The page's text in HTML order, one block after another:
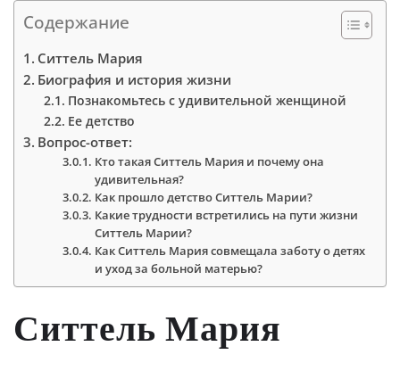
Содержание
Ситтель Мария
Биография и история жизни
Познакомьтесь с удивительной женщиной
Ее детство
Вопрос-ответ:
Кто такая Ситтель Мария и почему она
удивительная?
Как прошло детство Ситтель Марии?
Какие трудности встретились на пути жизни
Ситтель Марии?
Как Ситтель Мария совмещала заботу о детях
и уход за больной матерью?
Ситтель Мария